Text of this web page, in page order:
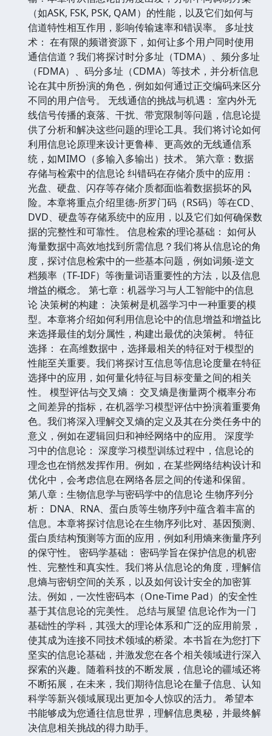
（如ASK, FSK, PSK, QAM）的性能，以及它们如何与
信道特性相互作用，影响传输速率和错误率。 多址技
术： 在有限的频谱资源下，如何让多个用户同时使用
通信信道？我们将探讨时分多址（TDMA）、频分多址
（FDMA）、码分多址（CDMA）等技术，并分析信息
论在其中所扮演的角色，例如如何通过正交编码来区分
不同的用户信号。 无线通信的挑战与机遇： 室内外无
线信号传播的衰落、干扰、带宽限制等问题，信息论提
供了分析和解决这些问题的理论工具。我们将讨论如何
利用信息论原理来设计更鲁棒、更高效的无线通信系
统，如MIMO（多输入多输出）技术。 第六章：数据
存储与检索中的信息论 纠错码在存储介质中的应用：
光盘、硬盘、闪存等存储介质都面临着数据损坏的风
险。本章将重点介绍里德-所罗门码（RS码）等在CD、
DVD、硬盘等存储系统中的应用，以及它们如何确保数
据的完整性和可靠性。 信息检索的理论基础： 如何从
海量数据中高效地找到所需信息？我们将从信息论的角
度，探讨信息检索中的一些基本问题，例如词频-逆文
档频率（TF-IDF）等衡量词语重要性的方法，以及信息
增益的概念。 第七章：机器学习与人工智能中的信息
论 决策树的构建： 决策树是机器学习中一种重要的模
型。本章将介绍如何利用信息论中的信息增益和增益比
来选择最佳的划分属性，构建出最优的决策树。 特征
选择： 在高维数据中，选择最相关的特征对于模型的
性能至关重要。我们将探讨互信息等信息论度量在特征
选择中的应用，如何量化特征与目标变量之间的相关
性。 模型评估与交叉熵： 交叉熵是衡量两个概率分布
之间差异的指标，在机器学习模型评估中扮演着重要角
色。我们将深入理解交叉熵的定义及其在分类任务中的
意义，例如在逻辑回归和神经网络中的应用。 深度学
习中的信息论： 深度学习模型训练过程中，信息论的
理念也在悄然发挥作用。例如，在某些网络结构设计和
优化中，会考虑信息在网络各层之间的传递和保留。
第八章：生物信息学与密码学中的信息论 生物序列分
析： DNA、RNA、蛋白质等生物序列中蕴含着丰富的
信息。本章将探讨信息论在生物序列比对、基因预测、
蛋白质结构预测等方面的应用，例如利用熵来衡量序列
的保守性。 密码学基础： 密码学旨在保护信息的机密
性、完整性和真实性。我们将从信息论的角度，理解信
息熵与密钥空间的关系，以及如何设计安全的加密算
法。例如，一次性密码本（One-Time Pad）的安全性
基于其信息论的完美性。 总结与展望 信息论作为一门
基础性的学科，其强大的理论体系和广泛的应用前景，
使其成为连接不同技术领域的桥梁。本书旨在为您打下
坚实的信息论基础，并激发您在各个相关领域进行深入
探索的兴趣。随着科技的不断发展，信息论的疆域还将
不断拓展，在未来，我们期待信息论在量子信息、认知
科学等新兴领域展现出更加令人惊叹的活力。 希望本
书能够成为您通往信息世界，理解信息奥秘，并最终解
决信息相关挑战的得力助手。